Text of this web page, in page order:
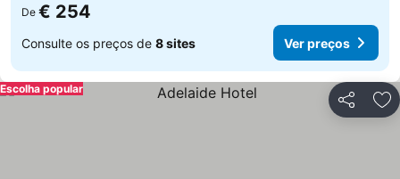
De € 254
Consulte os preços de 8 sites Ver preços
Partilhar
Escolha popular